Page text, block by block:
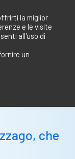
che
la miglior
e le visite
all'uso di
un